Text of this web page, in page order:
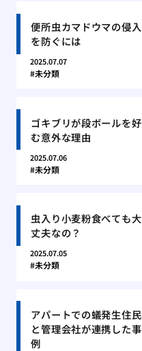
便所虫カマドウマの侵入
を防ぐには
2025.07.07
未分類
ゴキブリが段ボールを好
む意外な理由
2025.07.06
未分類
虫入り小麦粉食べても大
丈夫なの？
2025.07.05
未分類
アパートでの蟻発生住民
と管理会社が連携した事
例